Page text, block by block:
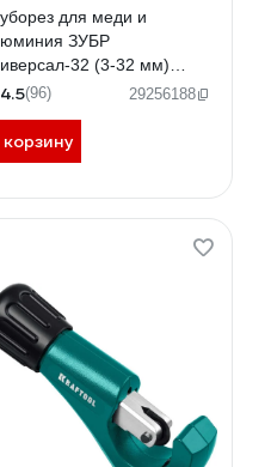
для меди и
ЗУБР
32 (3-32 мм)
4.5(96) 29256188
корзину